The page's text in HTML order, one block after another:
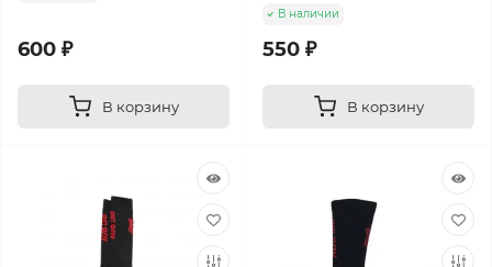
600 ₽
В корзину
В наличии
550 ₽
В корзину